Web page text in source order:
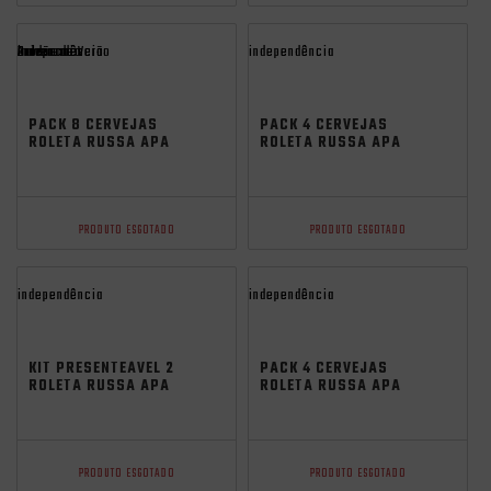
Promocoes
Aniversario
independência
Saldão de Verão
PACK 8 CERVEJAS
ROLETA RUSSA APA
PRODUTO ESGOTADO
independência
PACK 4 CERVEJAS
ROLETA RUSSA APA
PRODUTO ESGOTADO
independência
KIT PRESENTEÁVEL 2
ROLETA RUSSA APA
PRODUTO ESGOTADO
independência
PACK 4 CERVEJAS
ROLETA RUSSA APA
PRODUTO ESGOTADO